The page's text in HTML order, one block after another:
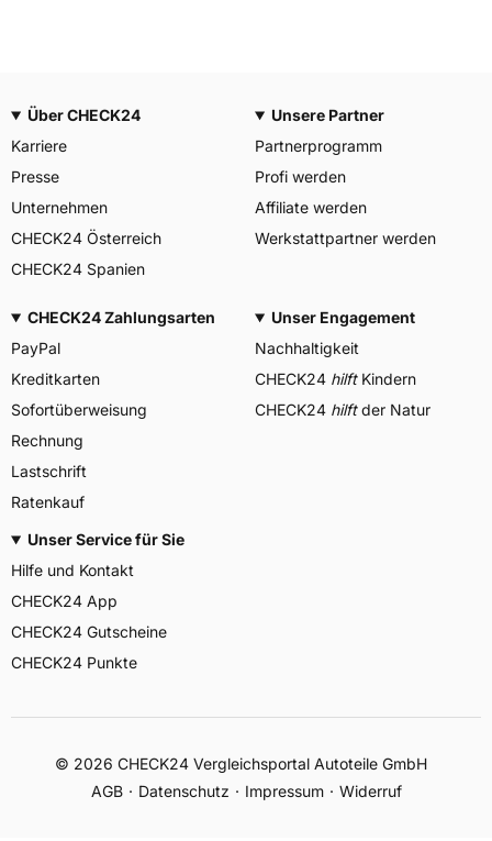
Über CHECK24
Karriere
Presse
Unternehmen
CHECK24 Österreich
CHECK24 Spanien
Unsere Partner
Partnerprogramm
Profi werden
Affiliate werden
Werkstattpartner werden
CHECK24 Zahlungsarten
PayPal
Kreditkarten
Sofortüberweisung
Rechnung
Lastschrift
Ratenkauf
Unser Engagement
Nachhaltigkeit
CHECK24 hilftKindern
CHECK24 hilftder Natur
Unser Service für Sie
Hilfe und Kontakt
CHECK24 App
CHECK24 Gutscheine
CHECK24 Punkte
© 2026 CHECK24 Vergleichsportal Autoteile GmbH
AGB
Datenschutz Impressum Widerruf